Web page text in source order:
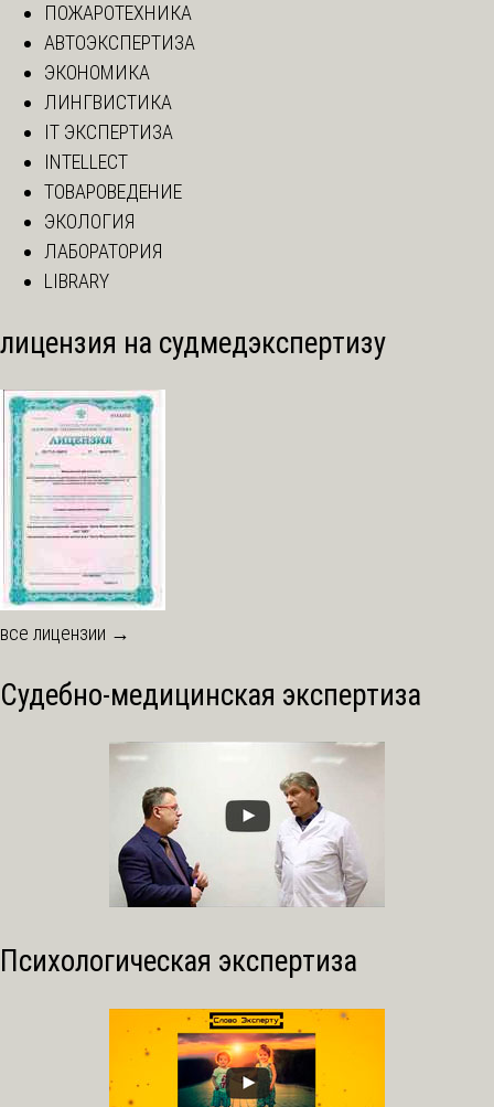
ПОЖАРОТЕХНИКА
АВТОЭКСПЕРТИЗА
ЭКОНОМИКА
ЛИНГВИСТИКА
IT ЭКСПЕРТИЗА
INTELLECT
ТОВАРОВЕДЕНИЕ
ЭКОЛОГИЯ
ЛАБОРАТОРИЯ
LIBRARY
лицензия на судмедэкспертизу
все лицензии →
Судебно-медицинская экспертиза
Психологическая экспертиза